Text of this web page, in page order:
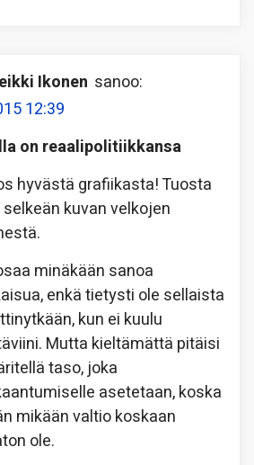
Ikonen sanoo:
12:39
on reaalipolitiikkansa
hyvästä grafiikasta! Tuosta
kuvan velkojen
minäkään sanoa
enkä tietysti ole sellaista
kun ei kuulu
Mutta kieltämättä pitäisi
taso, joka
asetetaan, koska
mikään valtio koskaan
ole.